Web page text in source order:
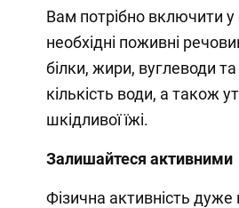
Вам потрібно включити у
необхідні поживні
білки, жири, вуглеводи
кількість води, а також
шкідливої їжі.
Залишайтеся активними
Фізична активність